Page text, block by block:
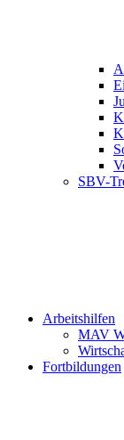
SBV-
Arbeitshilfen
MAV
Fortbildungen